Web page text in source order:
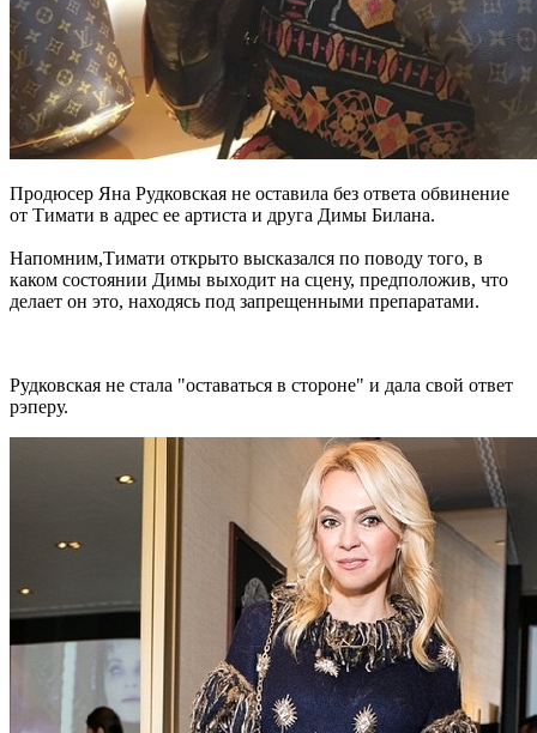
Продюсер Яна Рудковская не оставила без ответа обвинение
от Тимати в адрес ее артиста и друга Димы Билана.
Напомним,Тимати открыто высказался по поводу того, в
каком состоянии Димы выходит на сцену, предположив, что
делает он это, находясь под запрещенными препаратами.
Рудковская не стала "оставаться в стороне" и дала свой ответ
рэперу.